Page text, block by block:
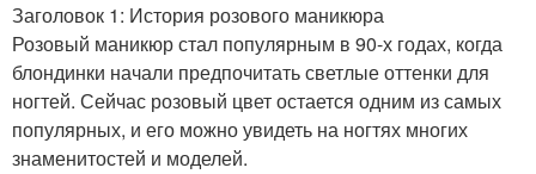
Заголовок 1: История розового маникюра
Розовый маникюр стал популярным в 90-х годах, когда
блондинки начали предпочитать светлые оттенки для
ногтей. Сейчас розовый цвет остается одним из самых
популярных, и его можно увидеть на ногтях многих
знаменитостей и моделей.